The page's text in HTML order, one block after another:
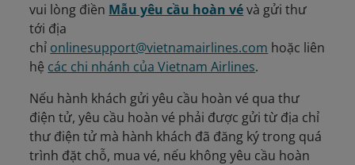
vui lòng điền Mẫu yêu cầu hoàn vévà gửi thư
tới địa
chỉ onlinesupport@vietnamairlines.com hoặc liên
hệ các chi nhánh của Vietnam Airlines.
Nếu hành khách gửi yêu cầu hoàn vé qua thư
điện tử, yêu cầu hoàn vé phải được gửi từ địa chỉ
thư điện tử mà hành khách đã đăng ký trong quá
trình đặt chỗ, mua vé, nếu không yêu cầu hoàn